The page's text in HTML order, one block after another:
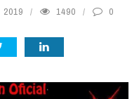
2019 1490 0